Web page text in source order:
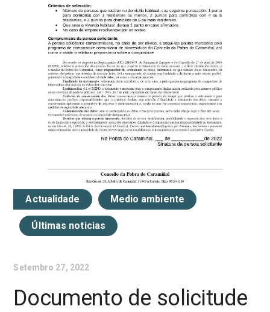
Actualidade Medio ambiente
Últimas noticias
Setembro 27, 2022
Documento de solicitude